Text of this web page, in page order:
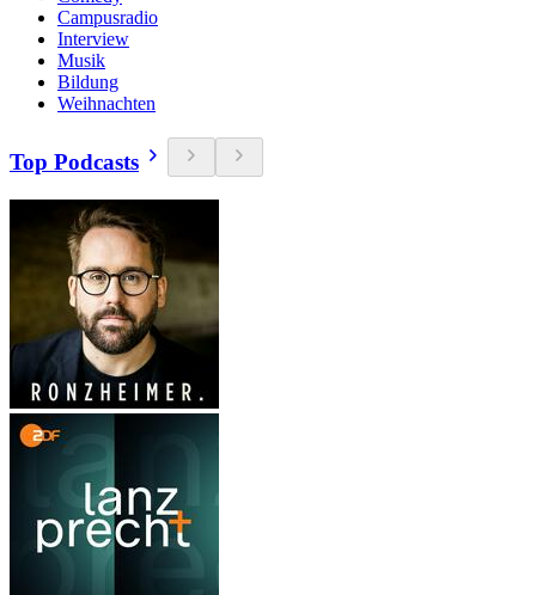
Campusradio
Interview
Musik
Bildung
Weihnachten
Top Podcasts